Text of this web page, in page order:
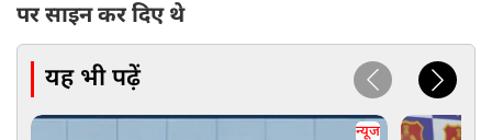
पर साइन कर दिए थे
यह भी पढ़ें
न्यूज